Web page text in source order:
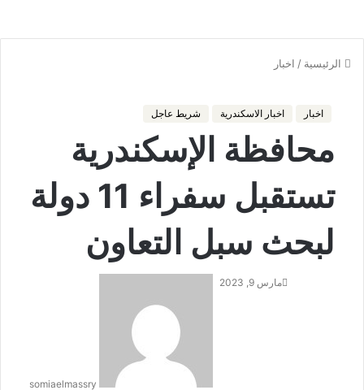
الرئيسية / اخبار
اخبار اخبار الاسكندرية شريط عاجل
محافظة الإسكندرية
تستقبل سفراء 11 دولة
لبحث سبل التعاون
somiaelmassry
مارس 9, 2023